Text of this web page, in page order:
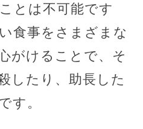
とは不可能です
食事をさまざまな
がけることで、そ
したり、助長した
す。